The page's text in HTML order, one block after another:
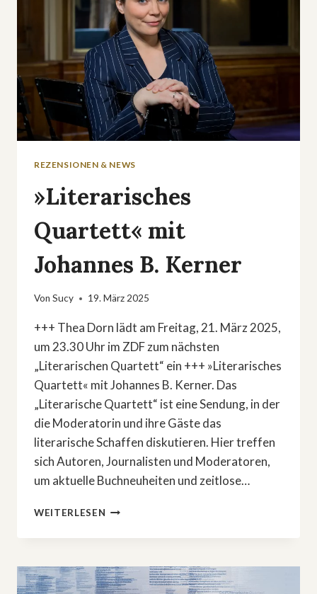
REZENSIONEN & NEWS
»Literarisches
Quartett« mit
Johannes B. Kerner
Von Sucy 19. März 2025
+++ Thea Dorn lädt am Freitag, 21. März 2025,
um 23.30 Uhr im ZDF zum nächsten
„Literarischen Quartett“ ein +++ »Literarisches
Quartett« mit Johannes B. Kerner. Das
„Literarische Quartett“ ist eine Sendung, in der
die Moderatorin und ihre Gäste das
literarische Schaffen diskutieren. Hier treffen
sich Autoren, Journalisten und Moderatoren,
um aktuelle Buchneuheiten und zeitlose…
WEITERLESEN »LITERARISCHES
MIT
B.
KERNER